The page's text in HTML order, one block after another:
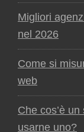
Migliori
nel 2026
Come si
web
Che cos’è
usarne uno?